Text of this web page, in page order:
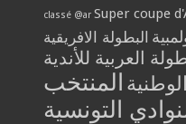
classé @ar Super coupe
البطولة الافريقية
العربية للأندية
المنتخب
التونسية